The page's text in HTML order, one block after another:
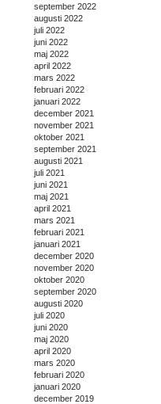
september 2022
augusti 2022
juli 2022
juni 2022
maj 2022
april 2022
mars 2022
februari 2022
januari 2022
december 2021
november 2021
oktober 2021
september 2021
augusti 2021
juli 2021
juni 2021
maj 2021
april 2021
mars 2021
februari 2021
januari 2021
december 2020
november 2020
oktober 2020
september 2020
augusti 2020
juli 2020
juni 2020
maj 2020
april 2020
mars 2020
februari 2020
januari 2020
december 2019